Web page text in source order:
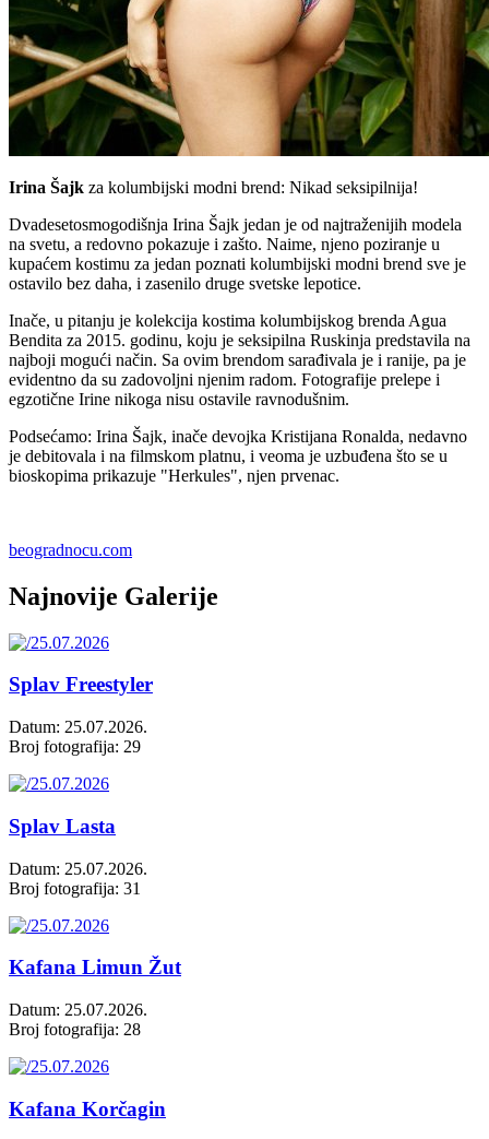
Irina Šajk za kolumbijski modni brend: Nikad seksipilnija!
Dvadesetosmogodišnja Irina Šajk jedan je od najtraženijih modela
na svetu, a redovno pokazuje i zašto. Naime, njeno poziranje u
kupaćem kostimu za jedan poznati kolumbijski modni brend sve je
ostavilo bez daha, i zasenilo druge svetske lepotice.
Inače, u pitanju je kolekcija kostima kolumbijskog brenda Agua
Bendita za 2015. godinu, koju je seksipilna Ruskinja predstavila na
najboji mogući način. Sa ovim brendom sarađivala je i ranije, pa je
evidentno da su zadovoljni njenim radom. Fotografije prelepe i
egzotične Irine nikoga nisu ostavile ravnodušnim.
Podsećamo: Irina Šajk, inače devojka Kristijana Ronalda, nedavno
je debitovala i na filmskom platnu, i veoma je uzbuđena što se u
bioskopima prikazuje "Herkules", njen prvenac.
beogradnocu.com
Najnovije Galerije
Splav Freestyler
Datum: 25.07.2026.
Broj fotografija: 29
Splav Lasta
Datum: 25.07.2026.
Broj fotografija: 31
Kafana Limun Žut
Datum: 25.07.2026.
Broj fotografija: 28
Kafana Korčagin